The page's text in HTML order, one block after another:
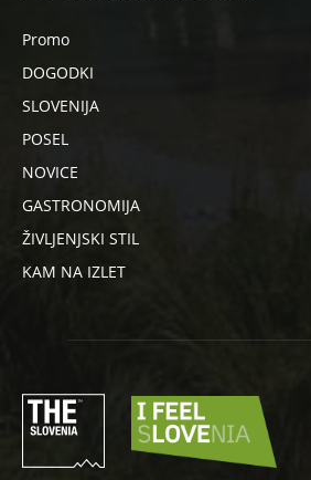
Promo
DOGODKI
SLOVENIJA
POSEL
NOVICE
GASTRONOMIJA
ŽIVLJENJSKI STIL
KAM NA IZLET